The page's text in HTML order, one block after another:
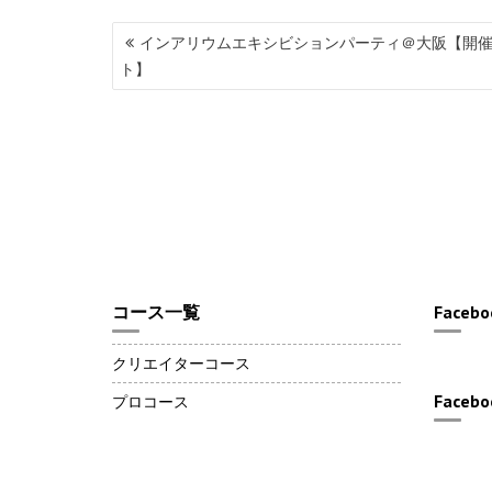
投
稿
ナ
インアリウムエキシビションパーティ＠大阪【開
ト】
コース一覧
クリエイターコース
プロコース